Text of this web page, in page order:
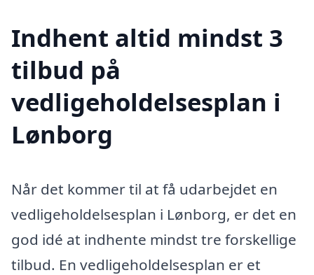
Indhent altid mindst 3
tilbud på
vedligeholdelsesplan i
Lønborg
Når det kommer til at få udarbejdet en
vedligeholdelsesplan i Lønborg, er det en
god idé at indhente mindst tre forskellige
tilbud. En vedligeholdelsesplan er et